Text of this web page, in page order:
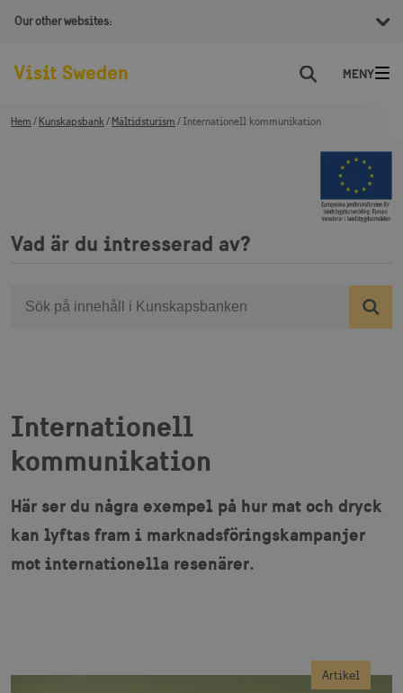
Our other websites:
Sök
Hem Kunskapsbank Måltidsturism Internationell kommunikation
Vad är du intresserad av?
Internationell
kommunikation
Här ser du några exempel på hur mat och dryck
kan lyftas fram i marknadsföringskampanjer
mot internationella resenärer.
Artikel